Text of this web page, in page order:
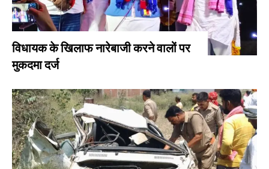
विधायक के खिलाफ नारेबाजी करने वालों पर
मुकदमा दर्ज